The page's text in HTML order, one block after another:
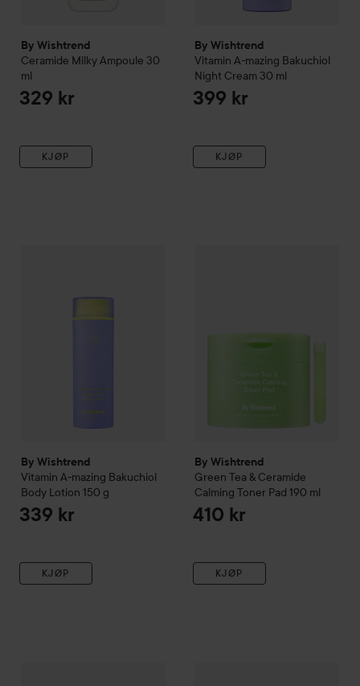
By Wishtrend
Ceramide Milky Ampoule 30
ml
329 kr
KJØP
By Wishtrend
Vitamin A-mazing Bakuchiol
Night Cream 30 ml
399 kr
KJØP
By Wishtrend
Vitamin A-mazing Bakuchiol
Body Lotion 150 g
339 kr
KJØP
By Wishtrend
Green Tea & Ceramide
Calming Toner Pad 190 ml
410 kr
KJØP